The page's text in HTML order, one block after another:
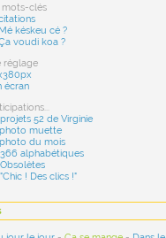
mots-clés
késkeu cé ?
voudi koa ?
réglage
écran
52 de Virginie
muette
du mois
alphabétiques
! Des clics !"